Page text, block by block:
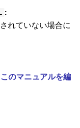
:
れていない場合に
このマニュアルを編